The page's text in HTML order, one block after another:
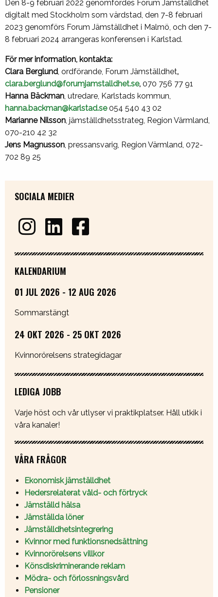
Den 8-9 februari 2022 genomfördes Forum Jämställdhet
digitalt med Stockholm som värdstad, den 7-8 februari
2023 genomförs Forum Jämställdhet i Malmö, och den 7-
8 februari 2024 arrangeras konferensen i Karlstad.
För mer information, kontakta:
Clara Berglund , ordförande, Forum Jämställdhet,
clara.berglund@forumjamstalldhet.se, 070 756 77 91
Hanna Bäckman , utredare, Karlstads kommun,
hanna.backman@karlstad.se054 540 43 02
Marianne Nilsson , jämställdhetsstrateg, Region Värmland,
070-210 42 32
Jens Magnusson , pressansvarig, Region Värmland, 072-
702 89 25
SOCIALA MEDIER
KALENDARIUM
01 JUL 2026 - 12 AUG 2026
Sommarstängt
24 OKT 2026 - 25 OKT 2026
Kvinnorörelsens strategidagar
LEDIGA JOBB
Varje höst och vår utlyser vi praktikplatser. Håll utkik i
våra kanaler!
VÅRA FRÅGOR
Ekonomisk jämställdhet
Hedersrelaterat våld- och förtryck
Jämställd hälsa
Jämställda löner
Jämställdhetsintegrering
Kvinnor med funktionsnedsättning
Kvinnorörelsens villkor
Könsdiskriminerande reklam
Mödra- och förlossningsvård
Pensioner